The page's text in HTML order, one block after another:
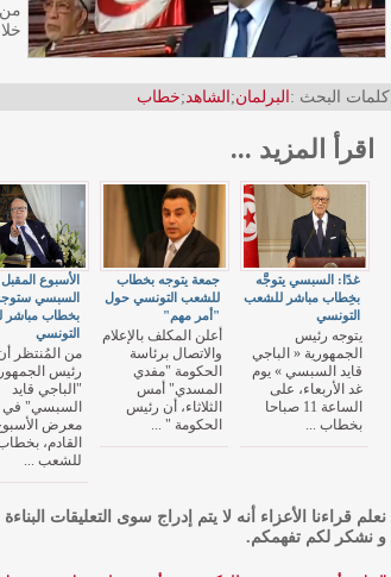
من
كلمات البحث : البرلمان; الشاهد;خطاب
اقرأ المزيد ...
الأسبوع
السبسي
بخطاب مباشر
التونسي
من المُنتظر
رئيس
"الباجي قايد
السبسي" في
معرض
القادم،
للشعب ...
جمعة يتوجه بخطاب
للشعب التونسي حول
"أمر مهم"
أعلن المكلف بالإعلام
والاتصال برئاسة
الحكومة "مفدي
المسدي" أمس
الثلاثاء، أن رئيس
الحكومة " ...
غدًا: السبسي يتوجَّه
بخِطاب مباشر للشعب
التونسي
يتوجه رئيس
الجمهورية « الباجي
قايد السبسي » يوم
غد الأربعاء، على
الساعة 11 صباحا
بخطاب ...
نعلم قراءنا الأعزاء أنه لا يتم إدراج سوى التعليقات
و نشكر لكم تفهمكم.